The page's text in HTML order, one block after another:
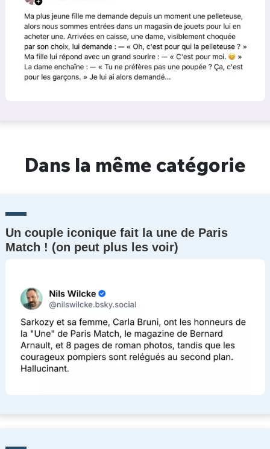
Dans la même catégorie
Un couple iconique fait la une de Paris
Match ! (on peut plus les voir)